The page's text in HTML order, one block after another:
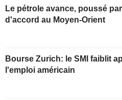
Le pétrole avance, poussé
d'accord au Moyen-Orient
Bourse Zurich: le SMI faiblit
l'emploi américain